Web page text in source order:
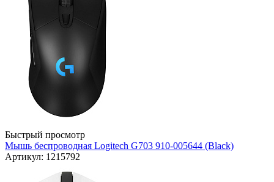
Быстрый просмотр
Мышь беспроводная Logitech G703 910-005644 (Black)
Артикул: 1215792